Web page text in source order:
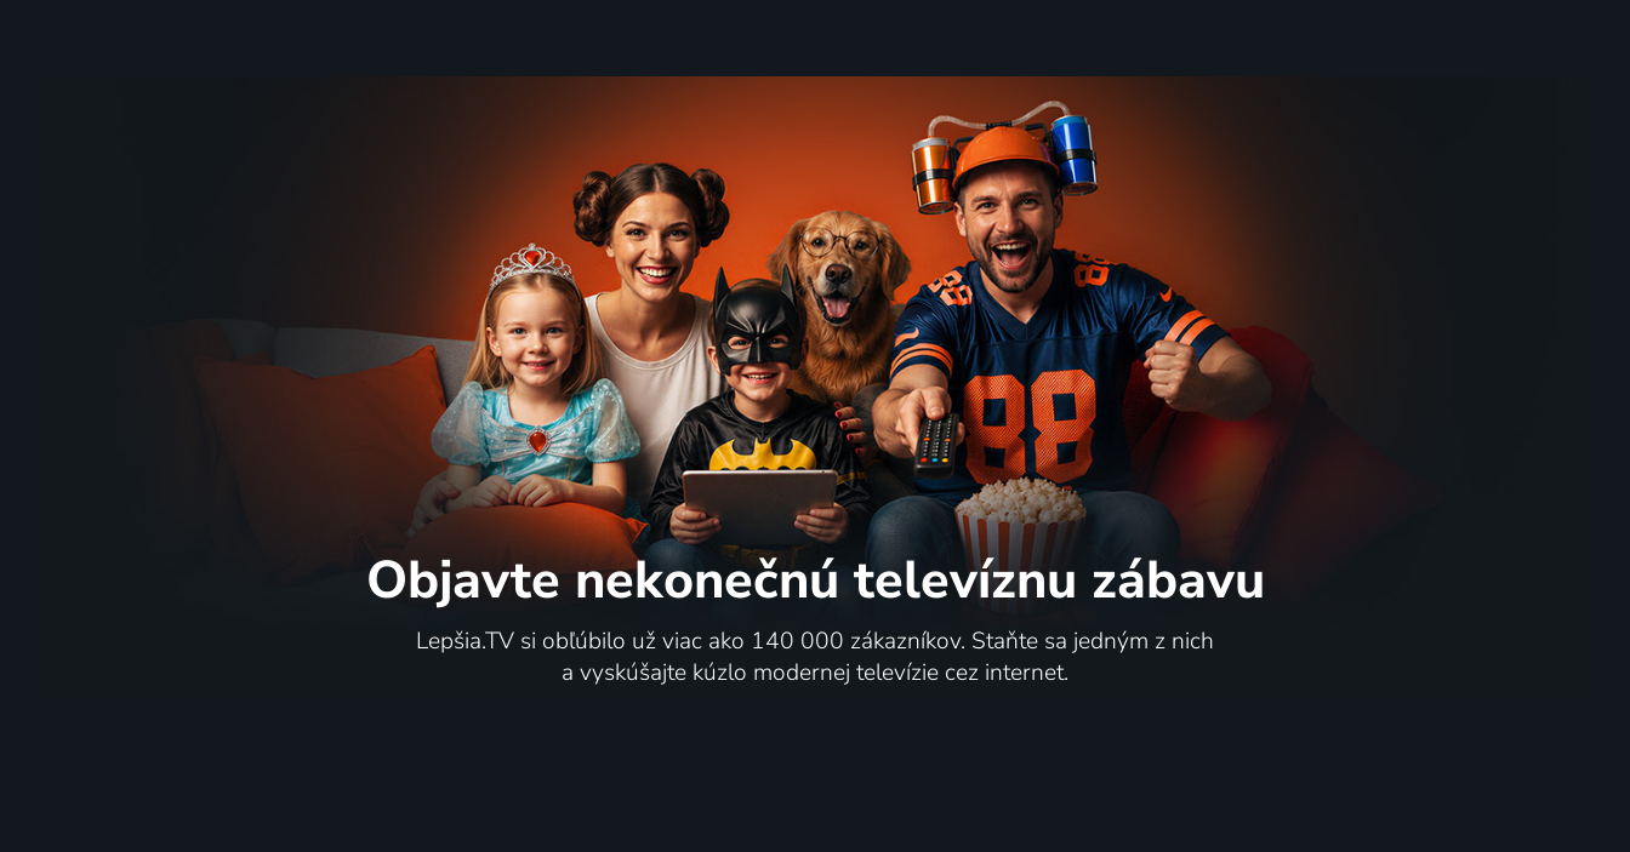
Objavte nekonečnú televíznu zábavu
Lepšia.TV si obľúbilo už viac ako 140 000 zákazníkov. Staňte sa jedným z nich
a vyskúšajte kúzlo modernej televízie cez internet.